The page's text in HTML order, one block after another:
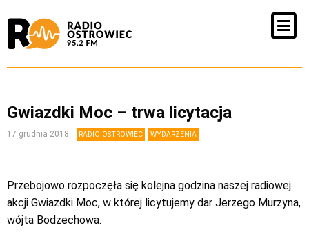
Gwiazdki Moc – trwa licytacja
17 grudnia 2018 RADIO OSTROWIEC WYDARZENIA
Przebojowo rozpoczęła się kolejna godzina naszej radiowej
akcji Gwiazdki Moc, w której licytujemy dar Jerzego Murzyna,
wójta Bodzechowa.